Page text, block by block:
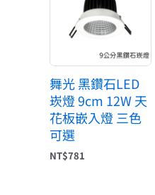
舞光 黑鑽石LED
崁燈 9cm 12W 天
花板嵌入燈 三色
可選
NT$781